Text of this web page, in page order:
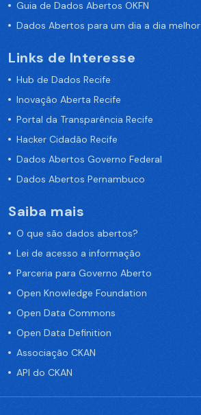
Guia de Dados Abertos OKFN
Dados Abertos para um dia a dia melhor
Links de Interesse
Hub de Dados Recife
Inovação Aberta Recife
Portal da Transparência Recife
Hacker Cidadão Recife
Dados Abertos Governo Federal
Dados Abertos Pernambuco
Saiba mais
O que são dados abertos?
Lei de acesso a informação
Parceria para Governo Aberto
Open Knowledge Foundation
Open Data Commons
Open Data Definition
Associação CKAN
API do CKAN